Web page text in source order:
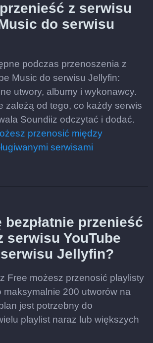
z serwisu
do serwisu
podczas przenoszenia z
Music do serwisu Jellyfin:
utwory, albumy i wykonawcy.
zależą od tego, co każdy serwis
Soundiiz odczytać i dodać.
przenosić między
serwisami
bezpłatnie przenieść
serwisu YouTube
Jellyfin?
Free możesz przenosić playlisty
maksymalnie 200 utworów na
jest potrzebny do
playlist naraz lub większych